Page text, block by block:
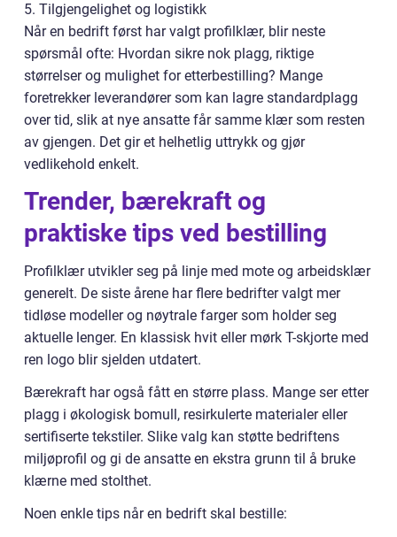
5. Tilgjengelighet og logistikk
Når en bedrift først har valgt profilklær, blir neste
spørsmål ofte: Hvordan sikre nok plagg, riktige
størrelser og mulighet for etterbestilling? Mange
foretrekker leverandører som kan lagre standardplagg
over tid, slik at nye ansatte får samme klær som resten
av gjengen. Det gir et helhetlig uttrykk og gjør
vedlikehold enkelt.
Trender, bærekraft og
praktiske tips ved bestilling
Profilklær utvikler seg på linje med mote og arbeidsklær
generelt. De siste årene har flere bedrifter valgt mer
tidløse modeller og nøytrale farger som holder seg
aktuelle lenger. En klassisk hvit eller mørk T-skjorte med
ren logo blir sjelden utdatert.
Bærekraft har også fått en større plass. Mange ser etter
plagg i økologisk bomull, resirkulerte materialer eller
sertifiserte tekstiler. Slike valg kan støtte bedriftens
miljøprofil og gi de ansatte en ekstra grunn til å bruke
klærne med stolthet.
Noen enkle tips når en bedrift skal bestille: